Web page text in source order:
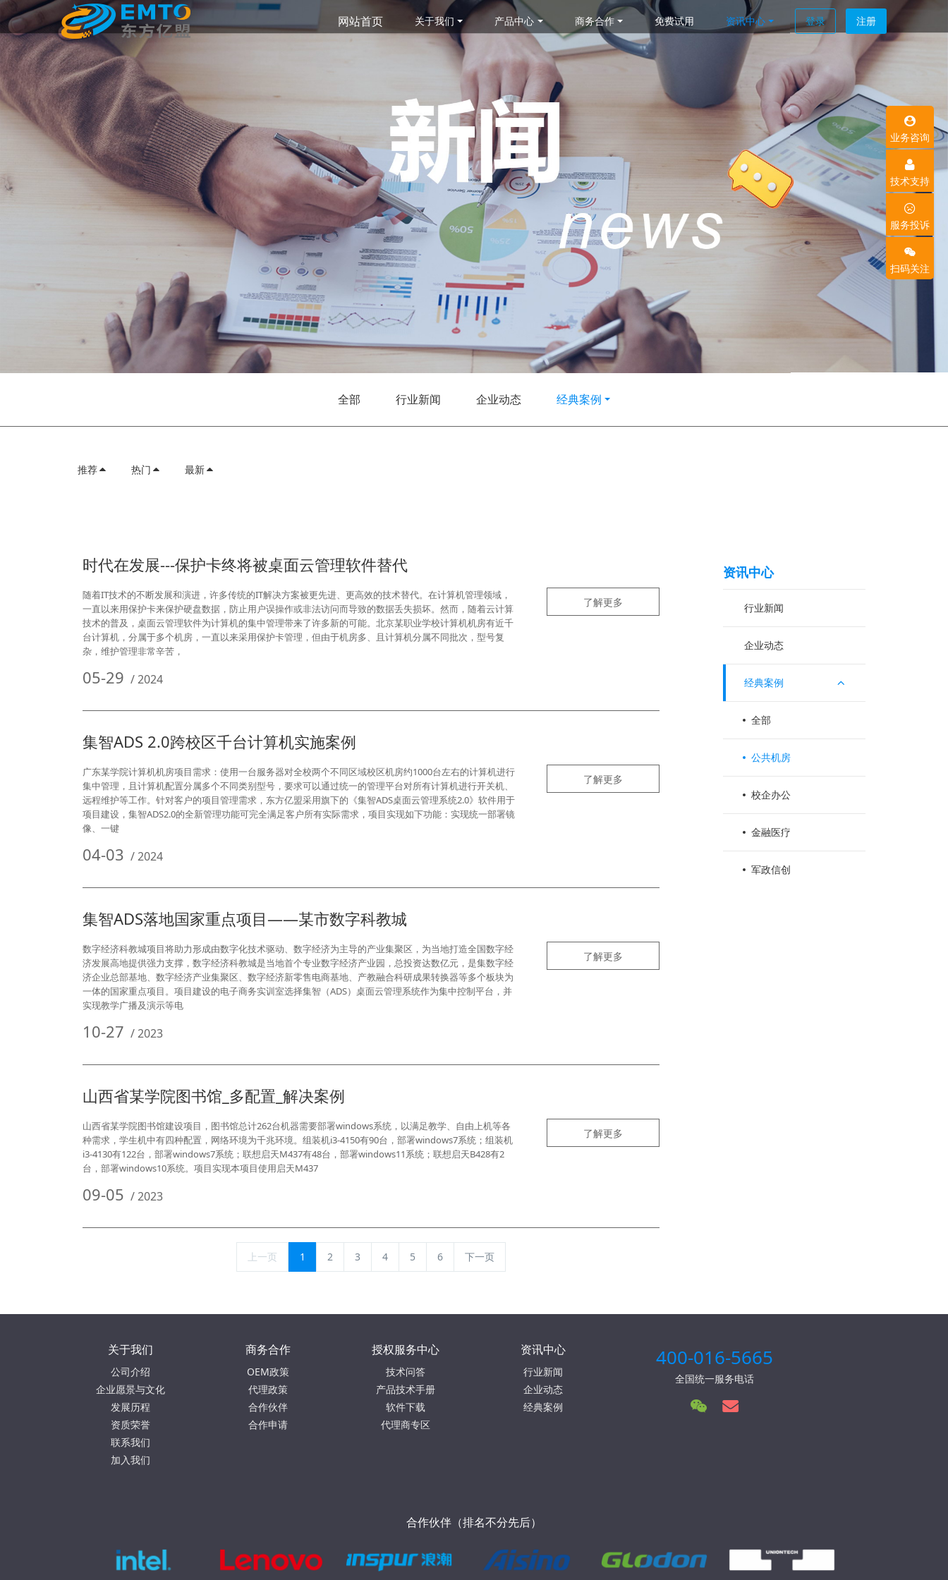
登录 注册
网站首页 关于我们 产品中心 商务合作 免费试用 资讯中心
全部 行业新闻 企业动态 经典案例
推荐 热门 最新
时代在发展---保护卡终将被桌面云管理软件替代
随着IT技术的不断发展和演进，许多传统的IT解决方案被更先进、更高效的技术替代。在计算机管理领域，
一直以来用保护卡来保护硬盘数据，防止用户误操作或非法访问而导致的数据丢失损坏。然而，随着云计算
技术的普及，桌面云管理软件为计算机的集中管理带来了许多新的可能。北京某职业学校计算机机房有近千
台计算机，分属于多个机房，一直以来采用保护卡管理，但由于机房多、且计算机分属不同批次，型号复
杂，维护管理非常辛苦，
了解更多
05-29 /2024
集智ADS 2.0跨校区千台计算机实施案例
广东某学院计算机机房项目需求：使用一台服务器对全校两个不同区域校区机房约1000台左右的计算机进行
集中管理，且计算机配置分属多个不同类别型号，要求可以通过统一的管理平台对所有计算机进行开关机、
远程维护等工作。针对客户的项目管理需求，东方亿盟采用旗下的《集智ADS桌面云管理系统2.0》软件用于
项目建设，集智ADS2.0的全新管理功能可完全满足客户所有实际需求，项目实现如下功能：实现统一部署镜
像、一键
了解更多
04-03 /2024
集智ADS落地国家重点项目——某市数字科教城
数字经济科教城项目将助力形成由数字化技术驱动、数字经济为主导的产业集聚区，为当地打造全国数字经
济发展高地提供强力支撑，数字经济科教城是当地首个专业数字经济产业园，总投资达数亿元，是集数字经
济企业总部基地、数字经济产业集聚区、数字经济新零售电商基地、产教融合科研成果转换器等多个板块为
一体的国家重点项目。项目建设的电子商务实训室选择集智（ADS）桌面云管理系统作为集中控制平台，并
实现教学广播及演示等电
了解更多
10-27 /2023
山西省某学院图书馆_多配置_解决案例
山西省某学院图书馆建设项目，图书馆总计262台机器需要部署windows系统，以满足教学、自由上机等各
种需求，学生机中有四种配置，网络环境为千兆环境。组装机i3-4150有90台，部署windows7系统；组装机
i3-4130有122台，部署windows7系统；联想启天M437有48台，部署windows11系统；联想启天B428有2
台，部署windows10系统。项目实现本项目使用启天M437
了解更多
09-05 /2023
上一页 1 2 3 4 5 6 下一页
资讯中心
行业新闻
企业动态
经典案例
全部
公共机房
校企办公
金融医疗
军政信创
关于我们
公司介绍
企业愿景与文化
发展历程
资质荣誉
联系我们
加入我们
商务合作
OEM政策
代理政策
合作伙伴
合作申请
授权服务中心
技术问答
产品技术手册
软件下载
代理商专区
资讯中心
行业新闻
企业动态
经典案例
400-016-5665
全国统一服务电话
合作伙伴（排名不分先后）
业务咨询
技术支持
服务投诉
扫码关注